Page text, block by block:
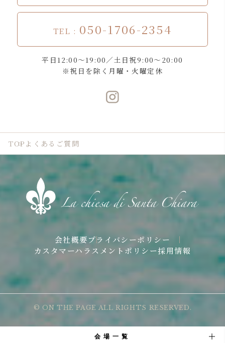
TEL : 050-1706-2354
平日12:00～19:00／土日祝9:00～20:00
※祝日を除く月曜・火曜定休
TOP よくあるご質問
会社概要プライバシーポリシー
カスタマーハラスメントポリシー採用情報
© ON THE PAGE ALL RIGHTS RESERVED.
会場一覧